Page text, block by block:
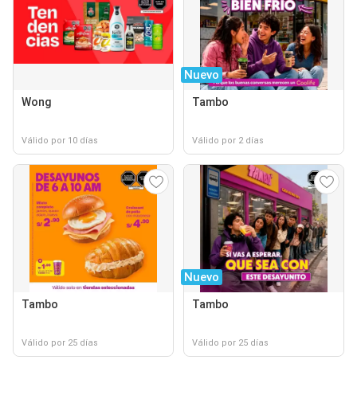
Wong
Válido por 10 días
Nuevo
Tambo
Válido por 2 días
Tambo
Válido por 25 días
Nuevo
Tambo
Válido por 25 días